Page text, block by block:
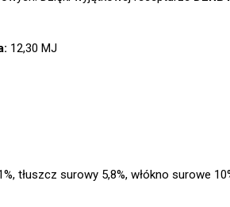
12,30 MJ
tłuszcz surowy 5,8%, włókno surowe